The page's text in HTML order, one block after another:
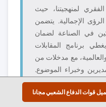
قوات الدفاع الشعبي مجانا
لمنهجيتنا، حيث
في الرؤى الإجمالية. يتضمن
في الصناعة لضمان
برنامج المقابلات
والعالمية، مع مدخلات من
وخبراء الموضوع.
استراتيجية وتشغيلية
سوقية موثوقة.